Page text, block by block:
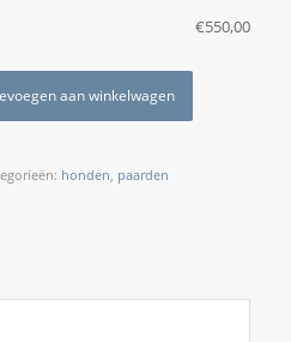
€‎550,00
aan winkelwagen
honden paarden